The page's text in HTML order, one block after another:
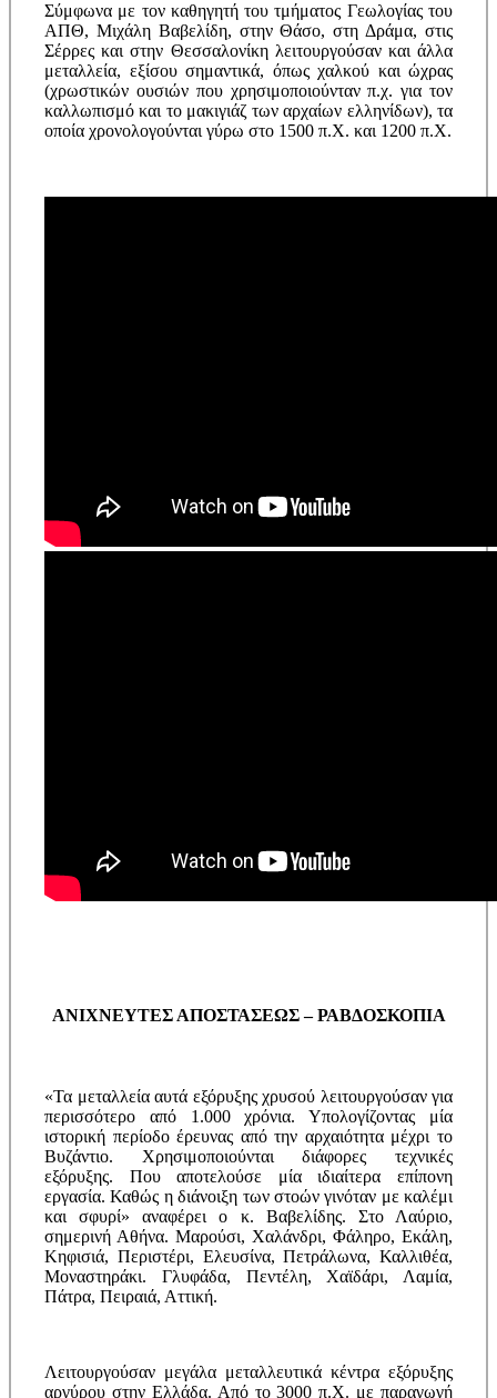
Σύμφωνα με τον καθηγητή του τμήματος Γεωλογίας του
ΑΠΘ, Μιχάλη Βαβελίδη, στην Θάσο, στη Δράμα, στις
Σέρρες και στην Θεσσαλονίκη λειτουργούσαν και άλλα
μεταλλεία, εξίσου σημαντικά, όπως χαλκού και ώχρας
(χρωστικών ουσιών που χρησιμοποιούνταν π.χ. για τον
καλλωπισμό και το μακιγιάζ των αρχαίων ελληνίδων), τα
οποία χρονολογούνται γύρω στο 1500 π.Χ. και 1200 π.Χ.
ΑΝΙΧΝΕΥΤΕΣ ΑΠΟΣΤΑΣΕΩΣ – ΡΑΒΔΟΣΚΟΠΙΑ
«Τα μεταλλεία αυτά εξόρυξης χρυσού λειτουργούσαν για
περισσότερο από 1.000 χρόνια. Υπολογίζοντας μία
ιστορική περίοδο έρευνας από την αρχαιότητα μέχρι το
Βυζάντιο. Χρησιμοποιούνται διάφορες τεχνικές
εξόρυξης. Που αποτελούσε μία ιδιαίτερα επίπονη
εργασία. Καθώς η διάνοιξη των στοών γινόταν με καλέμι
και σφυρί» αναφέρει ο κ. Βαβελίδης. Στο Λαύριο,
σημερινή Αθήνα. Μαρούσι, Χαλάνδρι, Φάληρο, Εκάλη,
Κηφισιά, Περιστέρι, Ελευσίνα, Πετράλωνα, Καλλιθέα,
Μοναστηράκι. Γλυφάδα, Πεντέλη, Χαϊδάρι, Λαμία,
Πάτρα, Πειραιά, Αττική.
Λειτουργούσαν μεγάλα μεταλλευτικά κέντρα εξόρυξης
αργύρου στην Ελλάδα. Από το 3000 π.Χ. με παραγωγή